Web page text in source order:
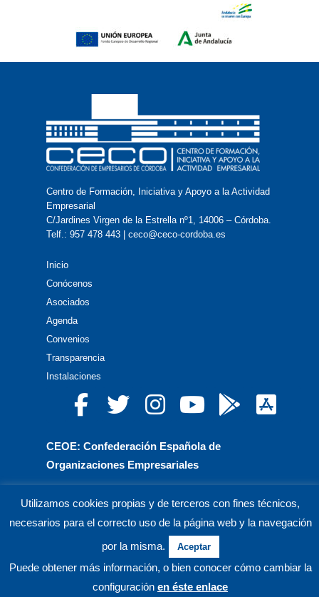
Centro de Formación, Iniciativa y Apoyo a la Actividad
Empresarial
C/Jardines Virgen de la Estrella nº1, 14006 – Córdoba.
Telf.: 957 478 443 | ceco@ceco-cordoba.es
Inicio
Conócenos
Asociados
Agenda
Convenios
Transparencia
Instalaciones
CEOE: Confederación Española de
Organizaciones Empresariales
y Mediana Empresa
CEA: Confederación de Empresarios de Andalucía
© CECO Confederación de Empresarios de Córdoba.
Utilizamos cookies propias y de terceros con fines técnicos,
necesarios para el correcto uso de la página web y la navegación
por la misma.
Aceptar
Puede obtener más información, o bien conocer cómo cambiar la
configuración en éste enlace